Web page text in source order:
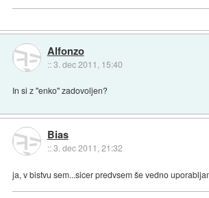
Alfonzo
::3. dec 2011, 15:40
In si z "enko" zadovoljen?
Bias
::3. dec 2011, 21:32
ja, v bistvu sem...sicer predvsem še vedno